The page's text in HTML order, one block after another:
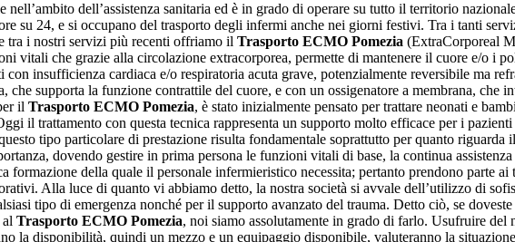
dell’assistenza sanitaria ed è in grado di operare su tutto il territorio
su 24, e si occupano del trasporto degli infermi anche nei giorni festivi. Tra i tanti
tra i nostri servizi più recenti offriamo il Trasporto ECMO Pomezia (ExtraCorporeal
vitali che grazie alla circolazione extracorporea, permette di mantenere il cuore e/o i
insufficienza cardiaca e/o respiratoria acuta grave, potenzialmente reversibile ma
che supporta la funzione contrattile del cuore, e con un ossigenatore a membrana, che
il Trasporto ECMO Pomezia, è stato inizialmente pensato per trattare neonati e
il trattamento con questa tecnica rappresenta un supporto molto efficace per i
tipo particolare di prestazione risulta fondamentale soprattutto per quanto riguarda il
dovendo gestire in prima persona le funzioni vitali di base, la continua
formazione della quale il personale infermieristico necessita; pertanto prendono parte ai
Alla luce di quanto vi abbiamo detto, la nostra società si avvale dell’utilizzo di
tipo di emergenza nonché per il supporto avanzato del trauma. Detto ciò, se
Trasporto ECMO Pomezia, noi siamo assolutamente in grado di farlo. Usufruire
la disponibilità, quindi un mezzo e un equipaggio disponibile, valuteranno la